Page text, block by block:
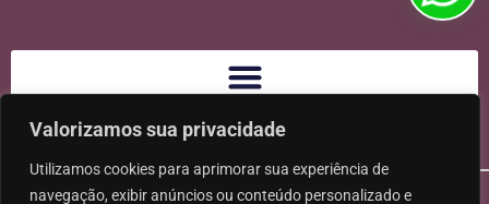
Valorizamos sua privacidade
Utilizamos cookies para aprimorar sua experiência de
navegação, exibir anúncios ou conteúdo personalizado e